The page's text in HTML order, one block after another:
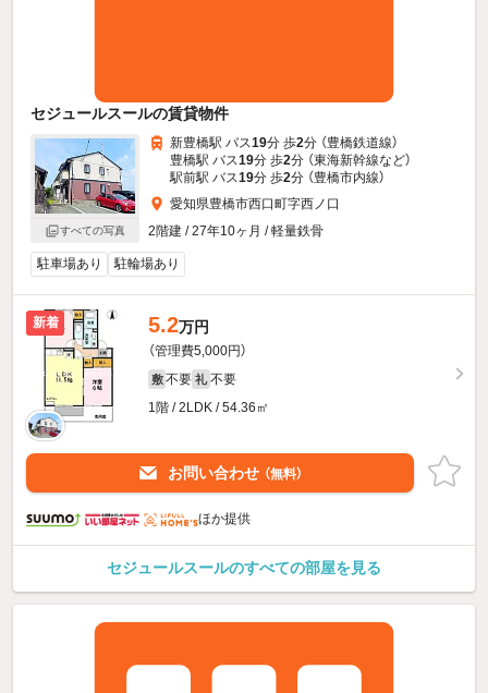
セジュールスールの賃貸物件
すべての写真
新豊橋駅 バス19分 歩2分 （豊橋鉄道線）
豊橋駅 バス19分 歩2分 （東海新幹線など）
駅前駅 バス19分 歩2分 （豊橋市内線）
愛知県豊橋市西口町字西ノ口
2階建 / 27年10ヶ月 / 軽量鉄骨
駐車場あり 駐輪場あり
新着 5.2万円
（管理費5,000円）
敷 不要 礼 不要
1階 / 2LDK / 54.36㎡
お問い合わせ （無料）
ほか提供
セジュールスールのすべての部屋を見る